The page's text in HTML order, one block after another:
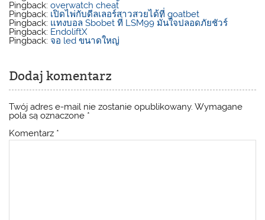
Pingback:overwatch cheat
Pingback: เปิดไพ่กับดีลเลอร์สาวสวยได้ที่ goatbet
Pingback: แทงบอล Sbobet ที่ LSM99 มั่นใจปลอดภัยชัวร์
Pingback: EndoliftX
Pingback: จอ led ขนาดใหญ่
Dodaj komentarz
Twój adres e-mail nie zostanie opublikowany. Wymagane
pola są oznaczone *
Komentarz *